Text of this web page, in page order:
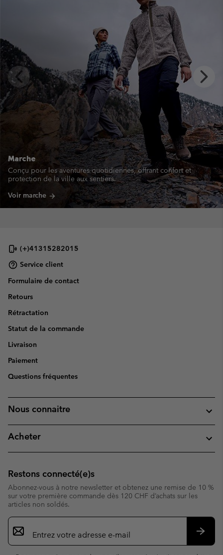
Previous
Slide
Next
Slide
Marche
Conçu pour les aventures quotidiennes, offrant confort et
protection de la ville aux sentiers.
Voir marche arrow_forward
(+)41315282015
Service client
Formulaire de contact
Retours
Rétractation
Statut de la commande
Livraison
Paiement
Questions fréquentes
Nous connaitre
Acheter
Restons connecté(e)s
Abonnez-vous à notre newsletter et obtenez une remise de 10 %
sur votre première commande dès 120 CHF d’achats sur les
articles non soldés.
Inscription
par
e-